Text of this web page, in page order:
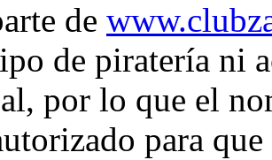
de
de piratería ni
por lo que el
para